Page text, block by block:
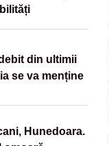
din ultimii
se va menține
Hunedoara.